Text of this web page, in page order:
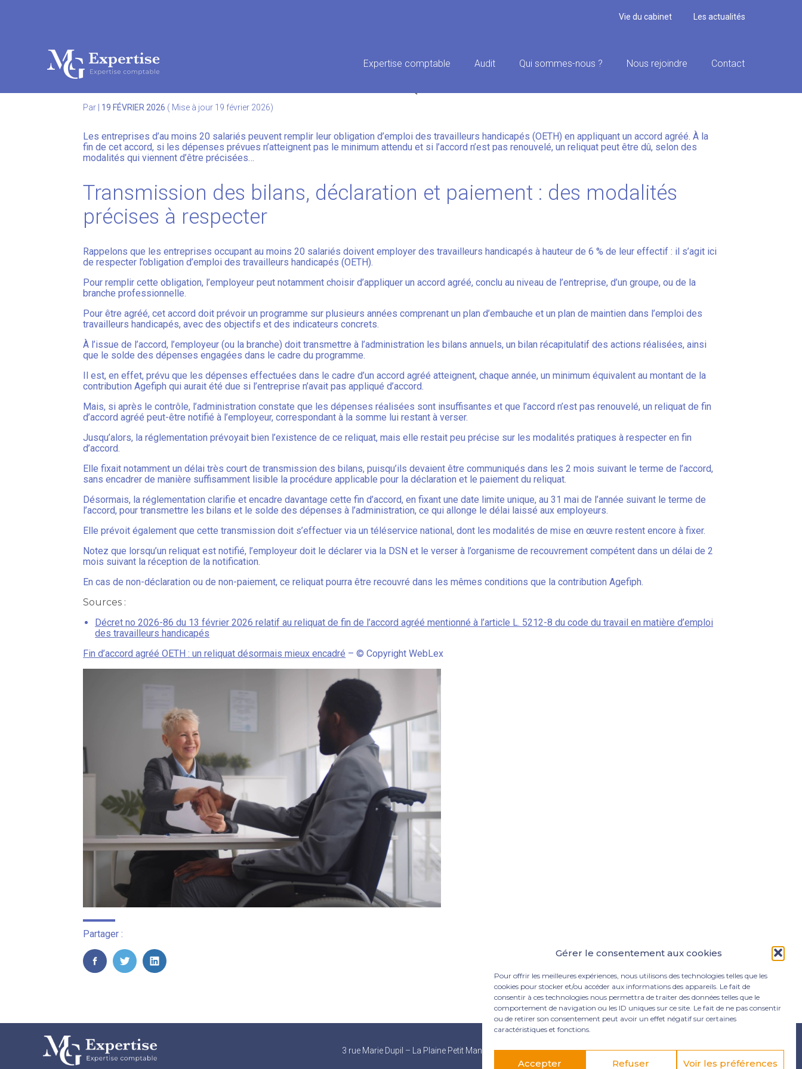
Gérer le consentement aux cookies
Pour offrir les meilleures expériences, nous utilisons des technologies telles que les
cookies pour stocker et/ou accéder aux informations des appareils. Le fait de
consentir à ces technologies nous permettra de traiter des données telles que le
comportement de navigation ou les ID uniques sur ce site. Le fait de ne pas consentir
ou de retirer son consentement peut avoir un effet négatif sur certaines
caractéristiques et fonctions.
Accepter Refuser Voir les préférences
Vie du cabinet Les actualités
Aller
Expertise comptable Audit Qui sommes-nous ? Nous rejoindre Contact
Par 19 FÉVRIER 2026 ( Mise à jour 19 février 2026)
Les entreprises d’au moins 20 salariés peuvent remplir leur obligation d’emploi des travailleurs handicapés (OETH) en appliquant un accord agréé. À la
fin de cet accord, si les dépenses prévues n’atteignent pas le minimum attendu et si l’accord n’est pas renouvelé, un reliquat peut être dû, selon des
modalités qui viennent d’être précisées…
Transmission des bilans, déclaration et paiement : des modalités
précises à respecter
Rappelons que les entreprises occupant au moins 20 salariés doivent employer des travailleurs handicapés à hauteur de 6 % de leur effectif : il s’agit ici
de respecter l’obligation d’emploi des travailleurs handicapés (OETH).
Pour remplir cette obligation, l’employeur peut notamment choisir d’appliquer un accord agréé, conclu au niveau de l’entreprise, d’un groupe, ou de la
branche professionnelle.
Pour être agréé, cet accord doit prévoir un programme sur plusieurs années comprenant un plan d’embauche et un plan de maintien dans l’emploi des
travailleurs handicapés, avec des objectifs et des indicateurs concrets.
À l’issue de l’accord, l’employeur (ou la branche) doit transmettre à l’administration les bilans annuels, un bilan récapitulatif des actions réalisées, ainsi
que le solde des dépenses engagées dans le cadre du programme.
Il est, en effet, prévu que les dépenses effectuées dans le cadre d’un accord agréé atteignent, chaque année, un minimum équivalent au montant de la
contribution Agefiph qui aurait été due si l’entreprise n’avait pas appliqué d’accord.
Mais, si après le contrôle, l’administration constate que les dépenses réalisées sont insuffisantes et que l’accord n’est pas renouvelé, un reliquat de fin
d’accord agréé peut-être notifié à l’employeur, correspondant à la somme lui restant à verser.
Jusqu’alors, la réglementation prévoyait bien l’existence de ce reliquat, mais elle restait peu précise sur les modalités pratiques à respecter en fin
d’accord.
Elle fixait notamment un délai très court de transmission des bilans, puisqu’ils devaient être communiqués dans les 2 mois suivant le terme de l’accord,
sans encadrer de manière suffisamment lisible la procédure applicable pour la déclaration et le paiement du reliquat.
Désormais, la réglementation clarifie et encadre davantage cette fin d’accord, en fixant une date limite unique, au 31 mai de l’année suivant le terme de
l’accord, pour transmettre les bilans et le solde des dépenses à l’administration, ce qui allonge le délai laissé aux employeurs.
Elle prévoit également que cette transmission doit s’effectuer via un téléservice national, dont les modalités de mise en œuvre restent encore à fixer.
Notez que lorsqu’un reliquat est notifié, l’employeur doit le déclarer via la DSN et le verser à l’organisme de recouvrement compétent dans un délai de 2
mois suivant la réception de la notification.
En cas de non-déclaration ou de non-paiement, ce reliquat pourra être recouvré dans les mêmes conditions que la contribution Agefiph.
Sources :
Décret no 2026-86 du 13 février 2026 relatif au reliquat de fin de l’accord agréé mentionné à l’article L. 5212-8 du code du travail en matière d’emploi
des travailleurs handicapés
Fin d’accord agréé OETH : un reliquat désormais mieux encadré – © Copyright WebLex
Partager :
FaceBook
TwitterLinkedIn
Principale
3 rue Marie Dupil – La Plaine Petit Manoir – 97232 Le Lamentin 05 96 50 55 00 contact@mgexpertise.fr